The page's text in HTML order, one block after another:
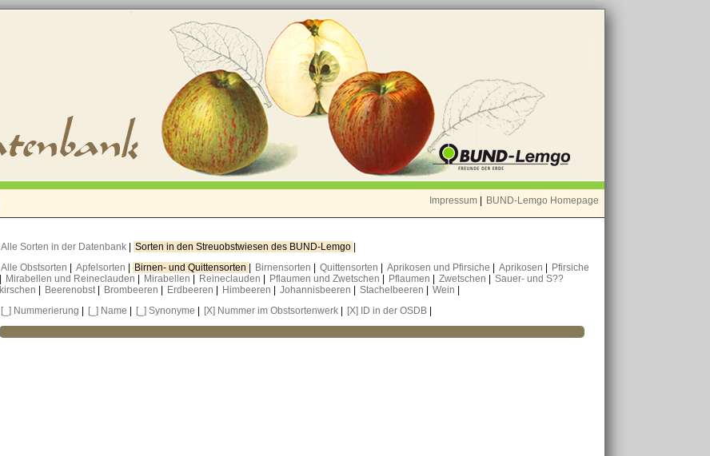
Impressum BUND-Lemgo Homepage
Alle Sorten in der Datenbank Sorten in den Streuobstwiesen des BUND-Lemgo
Alle Obstsorten
Apfelsorten Birnen- und Quittensorten Birnensorten Quittensorten Aprikosen und Pfirsiche Aprikosen
Pfirsiche
Mirabellen und Reineclauden Mirabellen Reineclauden Pflaumen und Zwetschen Pflaumen Zwetschen
Sauer- und S??
kirschen
Beerenobst Brombeeren Erdbeeren Himbeeren Johannisbeeren Stachelbeeren Wein
[_] Nummerierung
[_] Name [_] Synonyme [X] Nummer im Obstsortenwerk [X] ID in der OSDB